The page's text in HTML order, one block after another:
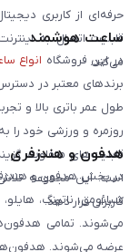
حرفه‌ای از کاربری
قابلیت اتصال به
می‌کند.
ساعت هوشمند
در این فروشگاه انواع
برندهای معتبر در
طول عمر باتری بالا و
روزمره و ورزشی خود را
قابلیت‌های متفاوت،
است. این مجموعه تلاش
کاربران قرار دهد.
هدفون و هندزفری
در بخش هدفون و
شیائومی، ناتینگ، هایلو،
می‌شوند. تمامی هدفون‌ها
عرضه می‌شوند. هدفون‌ها